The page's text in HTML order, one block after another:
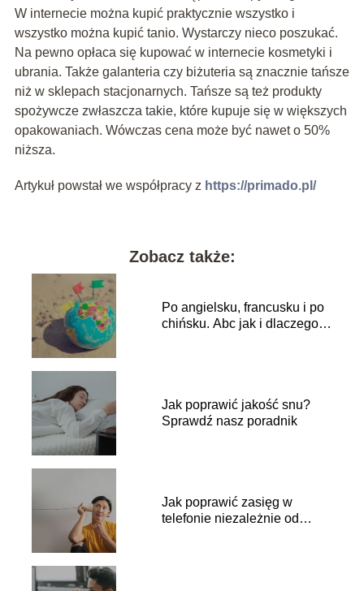
W internecie można kupić praktycznie wszystko i
wszystko można kupić tanio. Wystarczy nieco poszukać.
Na pewno opłaca się kupować w internecie kosmetyki i
ubrania. Także galanteria czy biżuteria są znacznie tańsze
niż w sklepach stacjonarnych. Tańsze są też produkty
spożywcze zwłaszcza takie, które kupuje się w większych
opakowaniach. Wówczas cena może być nawet o 50%
niższa.
Artykuł powstał we współpracy z https://primado.pl/
Zobacz także:
Po angielsku, francusku i po
chińsku. Abc jak i dlaczego
Jak poprawić jakość snu?
Sprawdź nasz poradnik
Jak poprawić zasięg w
telefonie niezależnie od